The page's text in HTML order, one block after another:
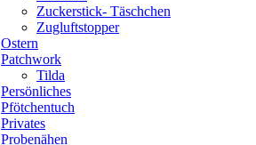
Zuckerstick- Täschchen
Zugluftstopper
Ostern
Patchwork
Tilda
Persönliches
Pfötchentuch
Privates
Probenähen